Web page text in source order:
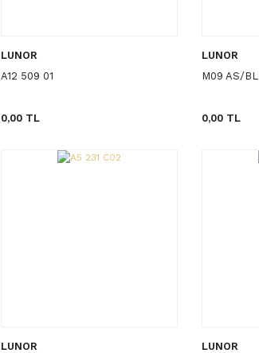
LUNOR
A12 509 01
0,00 TL
LUNOR
M09 AS/BL
0,00 TL
LUNOR
LUNOR